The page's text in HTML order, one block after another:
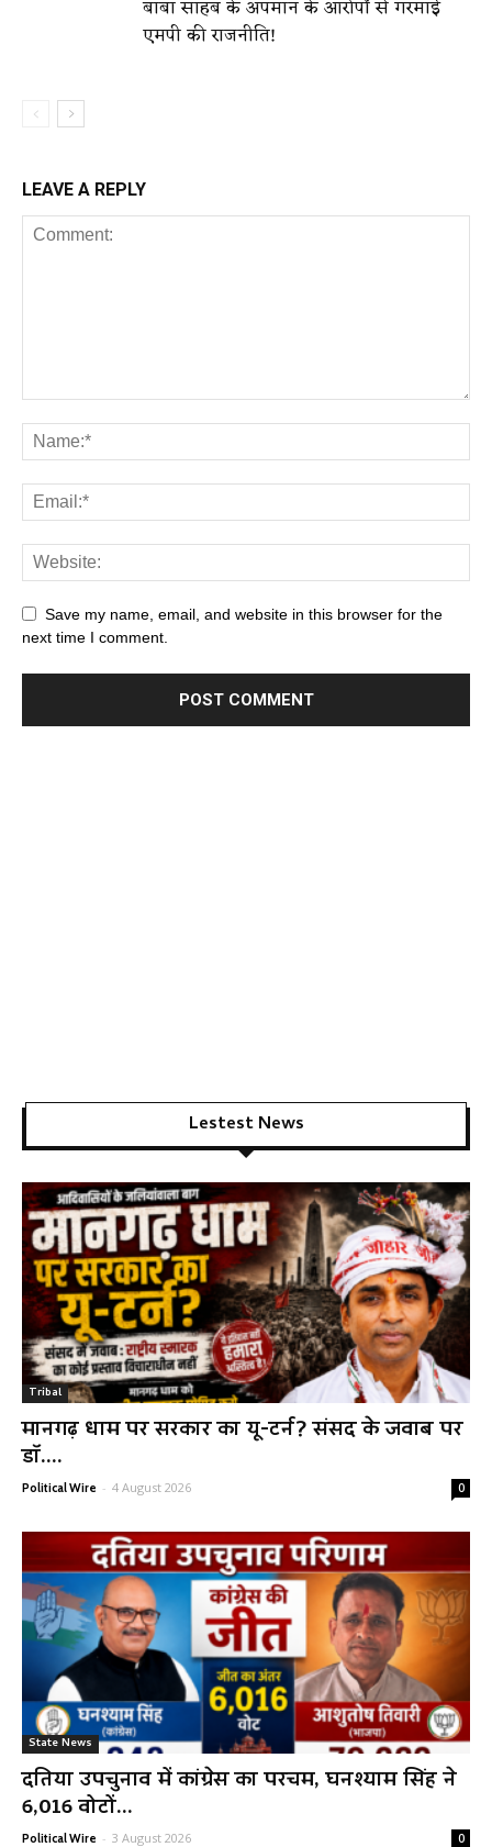
बाबा साहब के अपमान के आरोपों से गरमाई
एमपी की राजनीति!
LEAVE A REPLY
Save my name, email, and website in this browser for the
next time I comment.
Lestest News
Tribal
मानगढ़ धाम पर सरकार का यू-टर्न? संसद के जवाब पर
डॉ....
Political Wire - 4 August 2026 0
State News
दतिया उपचुनाव में कांग्रेस का परचम, घनश्याम सिंह ने
6,016 वोटों...
Political Wire - 3 August 2026 0